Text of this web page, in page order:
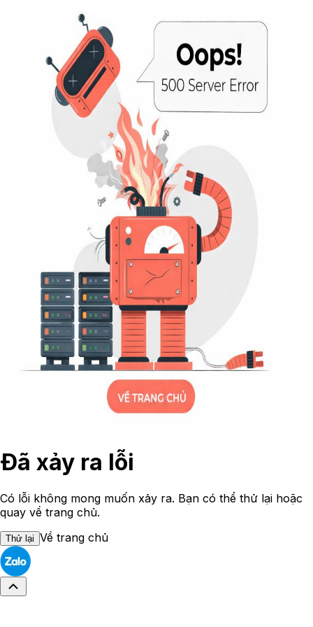
Đã xảy ra lỗi
Có lỗi không mong muốn xảy ra. Bạn có thể thử lại hoặc
quay về trang chủ.
Thử lại Về trang chủ